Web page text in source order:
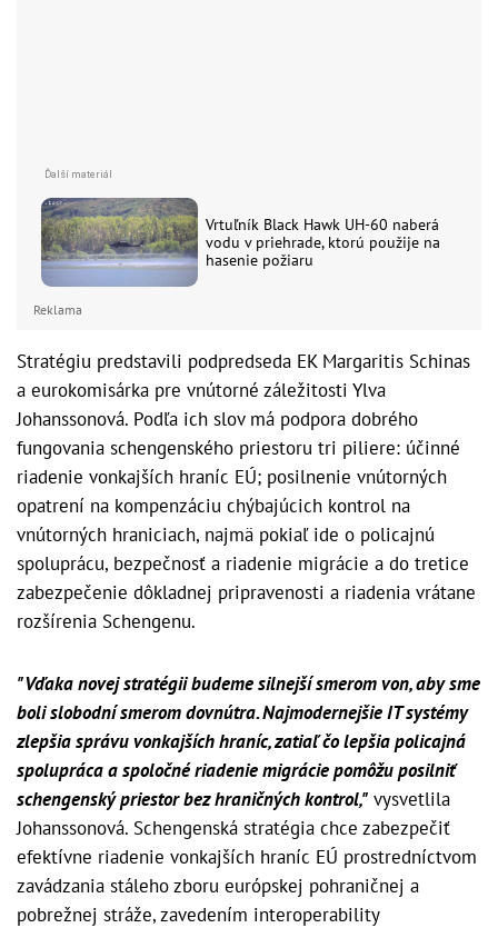
Vrtuľník Black Hawk UH-60 naberá
vodu v priehrade, ktorú použije na
hasenie požiaru
Reklama
Stratégiu predstavili podpredseda EK Margaritis Schinas
a eurokomisárka pre vnútorné záležitosti Ylva
Johanssonová. Podľa ich slov má podpora dobrého
fungovania schengenského priestoru tri piliere: účinné
riadenie vonkajších hraníc EÚ; posilnenie vnútorných
opatrení na kompenzáciu chýbajúcich kontrol na
vnútorných hraniciach, najmä pokiaľ ide o policajnú
spoluprácu, bezpečnosť a riadenie migrácie a do tretice
zabezpečenie dôkladnej pripravenosti a riadenia vrátane
rozšírenia Schengenu.
"Vďaka novej stratégii budeme silnejší smerom von, aby sme
boli slobodní smerom dovnútra. Najmodernejšie IT systémy
zlepšia správu vonkajších hraníc, zatiaľ čo lepšia policajná
spolupráca a spoločné riadenie migrácie pomôžu posilniť
schengenský priestor bez hraničných kontrol," vysvetlila
Johanssonová. Schengenská stratégia chce zabezpečiť
efektívne riadenie vonkajších hraníc EÚ prostredníctvom
zavádzania stáleho zboru európskej pohraničnej a
pobrežnej stráže, zavedením interoperability